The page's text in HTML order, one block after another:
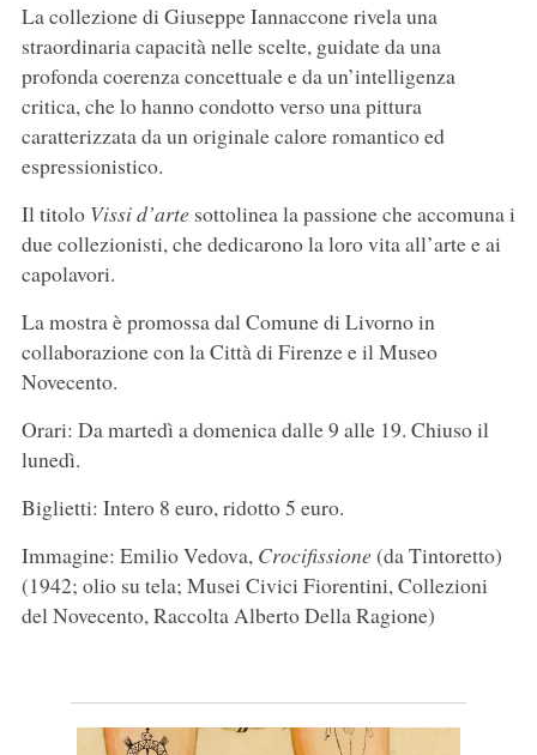
La collezione di Giuseppe Iannaccone rivela una
straordinaria capacità nelle scelte, guidate da una
profonda coerenza concettuale e da un’intelligenza
critica, che lo hanno condotto verso una pittura
caratterizzata da un originale calore romantico ed
espressionistico.
Il titoloVissi d’artesottolinea la passione che accomuna i
due collezionisti, che dedicarono la loro vita all’arte e ai
capolavori.
La mostra è promossa dal Comune di Livorno in
collaborazione con la Città di Firenze e il Museo
Novecento.
Orari: Da martedì a domenica dalle 9 alle 19. Chiuso il
lunedì.
Biglietti: Intero 8 euro, ridotto 5 euro.
Immagine: Emilio Vedova,Crocifissione(da Tintoretto)
(1942; olio su tela; Musei Civici Fiorentini, Collezioni
del Novecento, Raccolta Alberto Della Ragione)